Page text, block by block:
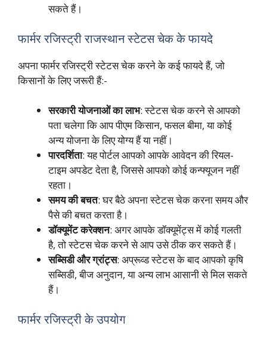
सकते हैं।
फार्मर रजिस्ट्री राजस्थान स्टेटस चेक के फायदे
अपना फार्मर रजिस्ट्री स्टेटस चेक करने के कई फायदे हैं, जो
किसानों के लिए जरूरी हैं:-
सरकारी योजनाओं का लाभ: स्टेटस चेक करने से आपको
पता चलेगा कि आप पीएम किसान, फसल बीमा, या कोई
अन्य योजना के लिए योग्य हैं या नहीं।
पारदर्शिता: यह पोर्टल आपको आपके आवेदन की रियल-
टाइम अपडेट देता है, जिससे आपको कोई कन्फ्यूजन नहीं
रहता।
समय की बचत: घर बैठे अपना स्टेटस चेक करना समय और
पैसे की बचत करता है।
डॉक्यूमेंट करेक्शन: अगर आपके डॉक्यूमेंट्स में कोई गलती
है, तो स्टेटस चेक करने से आप उसे ठीक कर सकते हैं।
सब्सिडी और ग्रांट्स: अप्रूव्ड स्टेटस के बाद आपको कृषि
सब्सिडी, बीज अनुदान, या अन्य लाभ आसानी से मिल सकते
हैं।
फार्मर रजिस्ट्री के उपयोग